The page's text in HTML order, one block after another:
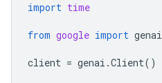
import time
from google import genai
client = genai .Client()